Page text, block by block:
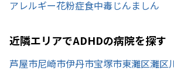
アレルギー花粉症食中毒じんましん
近隣エリアでADHDの病院を探す
芦屋市尼崎市伊丹市宝塚市東灘区灘区